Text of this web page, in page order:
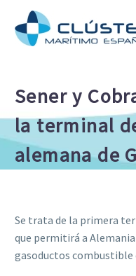
Sener y
la terminal
alemana de
Se trata de la primera
que permitirá a
gasoductos